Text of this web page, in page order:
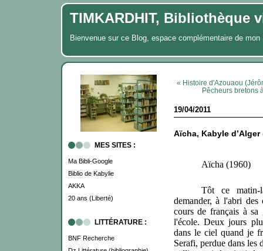
TIMKARDHIT, Bibliothèque
Bienvenue sur ce Blog, espace complémentaire de
MES SITES :
Ma Bibli-Google
Biblio de Kabylie
AKKA
20 ans (Liberté)
LITTÉRATURE :
BNF Recherche
« Histoire d'Azouaou
Pêcheurs bretons
19/04/2011
Aïcha, Kabyle d’Alger
Aïcha (1960)
Tôt ce matin-
demander, à l'abri
cours de français à
l'école. Deux jours
dans le ciel quand je
Serafi, perdue dans les